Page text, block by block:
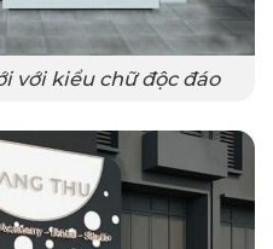
với kiểu chữ độc đáo